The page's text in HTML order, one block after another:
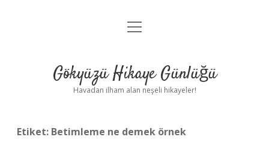
Anasayfa
Yasal Uyarı
menüyü
Gökyüzü Hikaye Günlüğü
Havadan ilham alan neşeli hikayeler!
Etiket: Betimleme ne demek örnek